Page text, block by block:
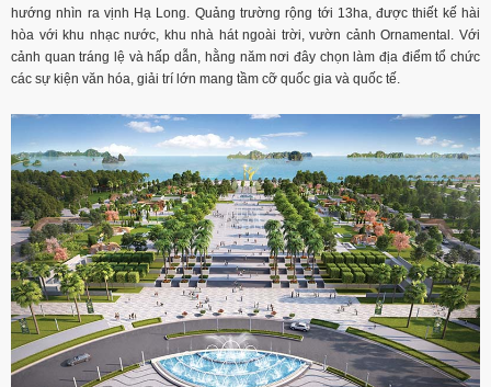
hướng nhìn ra vịnh Hạ Long. Quảng trường rộng tới 13ha, được thiết kế hài
hòa với khu nhạc nước, khu nhà hát ngoài trời, vườn cảnh Ornamental. Với
cảnh quan tráng lệ và hấp dẫn, hằng năm nơi đây chọn làm địa điểm tổ chức
các sự kiện văn hóa, giải trí lớn mang tầm cỡ quốc gia và quốc tế.